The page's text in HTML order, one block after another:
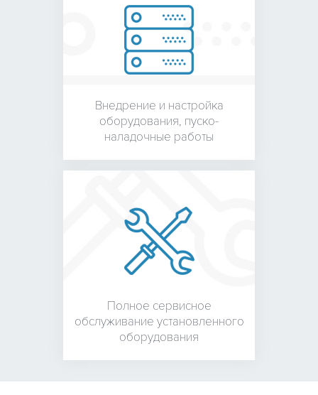
Внедрение и настройка
оборудования, пуско-
наладочные работы
Полное сервисное
обслуживание установленного
оборудования